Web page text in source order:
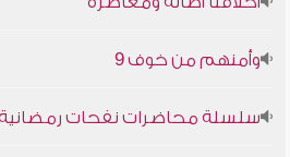
وأمنهم من خوف 9
سلسلة محاضرات نفحات رمضانية